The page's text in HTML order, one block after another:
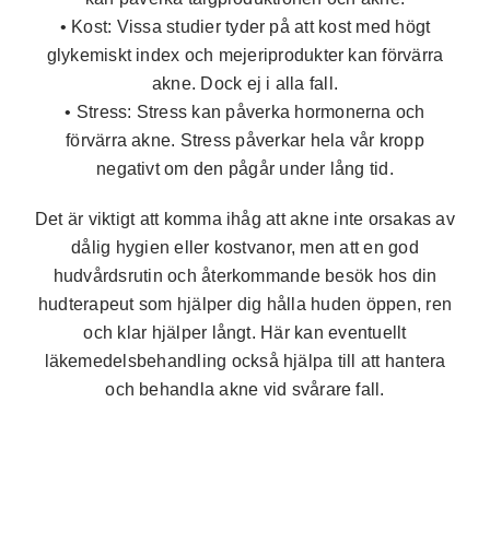
• Kost: Vissa studier tyder på att kost med högt
glykemiskt index och mejeriprodukter kan förvärra
akne. Dock ej i alla fall.
• Stress: Stress kan påverka hormonerna och
förvärra akne. Stress påverkar hela vår kropp
negativt om den pågår under lång tid.
Det är viktigt att komma ihåg att akne inte orsakas av
dålig hygien eller kostvanor, men att en god
hudvårdsrutin och återkommande besök hos din
hudterapeut som hjälper dig hålla huden öppen, ren
och klar hjälper långt. Här kan eventuellt
läkemedelsbehandling också hjälpa till att hantera
och behandla akne vid svårare fall.